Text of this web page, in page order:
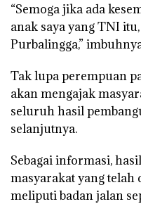
“Semoga jika ada
anak saya yang TNI
Purbalingga,”
Tak lupa perempuan
akan mengajak
seluruh hasil
selanjutnya.
Sebagai informasi,
masyarakat yang
meliputi badan jalan